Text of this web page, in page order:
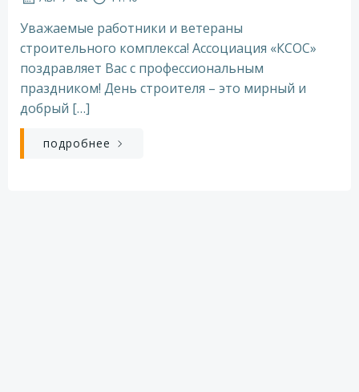
Уважаемые работники и ветераны
строительного комплекса! Ассоциация «КСОС»
поздравляет Вас с профессиональным
праздником! День строителя – это мирный и
добрый […]
подробнее